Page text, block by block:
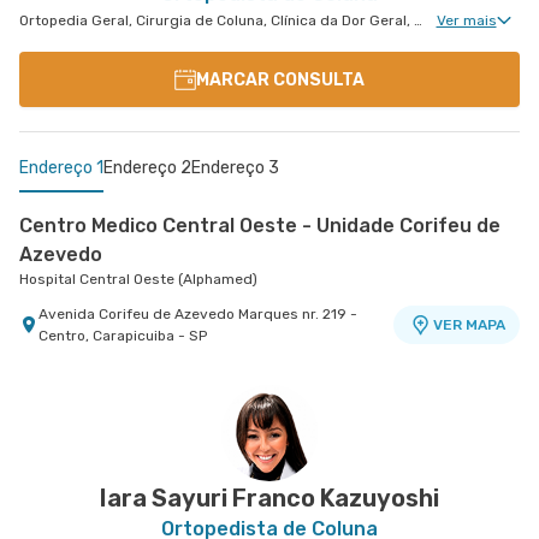
Ortopedia Geral, Cirurgia de Coluna, Clínica da Dor Geral, Cirurgia Pediátrica de Coluna Ver mais
MARCAR CONSULTA
Endereço 1 Endereço 2Endereço 3
Centro Medico Central Oeste - Unidade Corifeu de
Azevedo
Hospital Central Oeste (Alphamed)
Avenida Corifeu de Azevedo Marques nr. 219 -
Centro, Carapicuiba - SP
VER MAPA
Rua Virginia Crivilari nr. 334 - Centro, Osasco -
Avenida Tiradentes nr. 1803 Centro Medico 10°
Andar - Jardim Guarulhos, Guarulhos - SP
Iara Sayuri Franco Kazuyoshi
Ortopedista de Coluna